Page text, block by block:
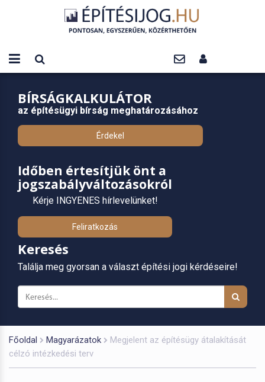
BÍRSÁGKALKULÁTOR
az építésügyi bírság meghatározásához
Érdekel
Időben értesítjük önt a
jogszabályváltozásokról
Kérje INGYENES hírlevelünket!
Feliratkozás
Keresés
Találja meg gyorsan a választ építési jogi kérdéseire!
Főoldal Magyarázatok
Megjelent az építésügy átalakítását
célzó intézkedési terv